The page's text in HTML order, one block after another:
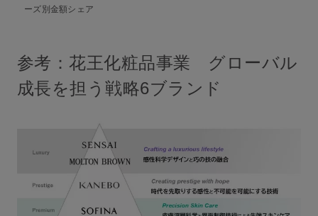
ーズ別金額シェア
参考：花王化粧品事業 グローバル
成長を担う戦略6ブランド